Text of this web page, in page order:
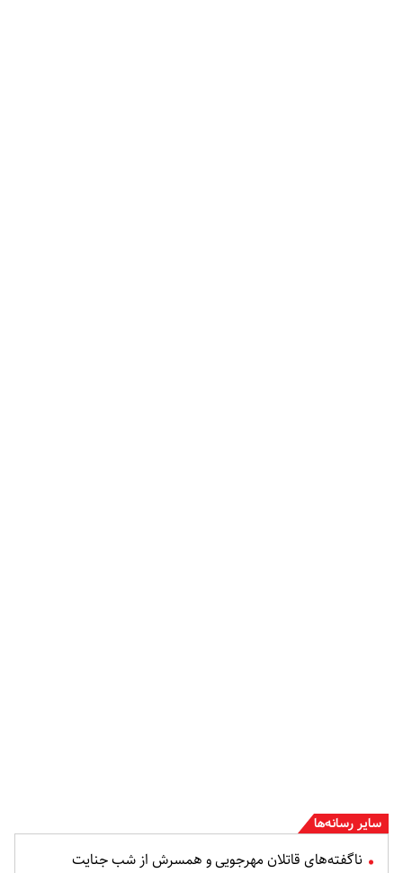
سایر رسانه‌ها
ناگفته‌های قاتلان مهرجویی و همسرش از شب جنایت